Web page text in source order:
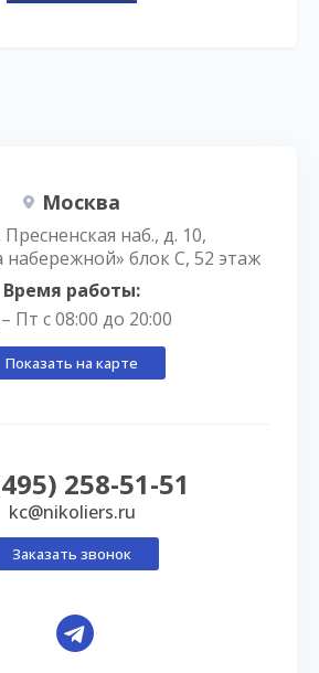
Москва
Пресненская наб., д. 10,
блок С, 52 этаж
Время работы:
Пт с 08:00 до 20:00
Показать на карте
258-51-51
kc@nikoliers.ru
Заказать звонок